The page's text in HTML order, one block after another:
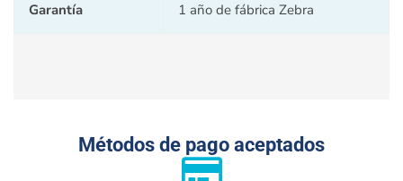
Garantía 1 año de fábrica Zebra
Métodos de pago aceptados